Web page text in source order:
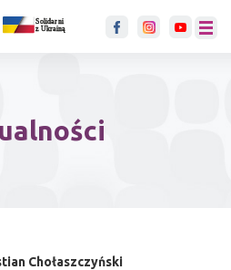
link otwiera się w nowje
menu
Chołaszczyński